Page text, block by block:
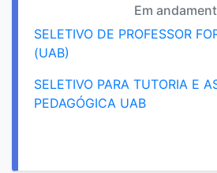
Em
SELETIVO DE PROFESSOR
(UAB)
SELETIVO PARA TUTORIA E
PEDAGÓGICA UAB